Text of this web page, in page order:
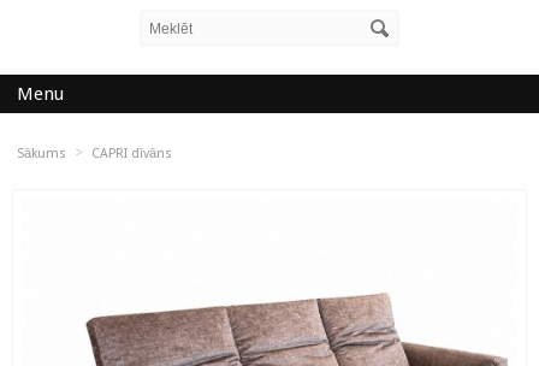
Menu
Sākums > CAPRI dīvāns